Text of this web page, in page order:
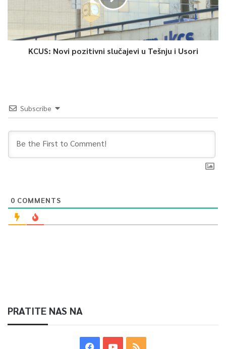
KCUS: Novi pozitivni slučajevi u Tešnju i Usori
Subscribe
0 COMMENTS
PRATITE NAS NA